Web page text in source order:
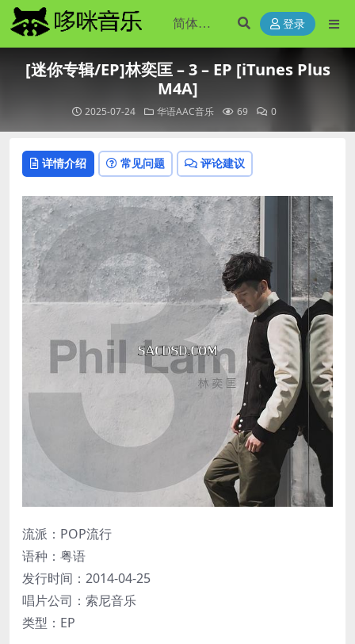
登录
[迷你专辑/EP]林奕匡 – 3 – EP [iTunes Plus
M4A]
2025-07-24 华语AAC音乐 69 0
详情介绍 常见问题 评论建议
流派：POP流行
语种：粤语
发行时间：2014-04-25
唱片公司：索尼音乐
类型：EP